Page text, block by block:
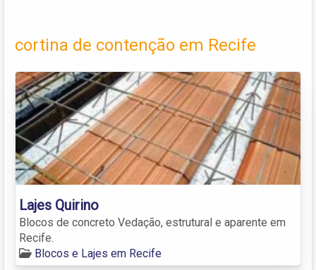
cortina de contenção em Recife
Lajes Quirino
Blocos de concreto Vedação, estrutural e aparente em
Recife.
Blocos e Lajes em Recife